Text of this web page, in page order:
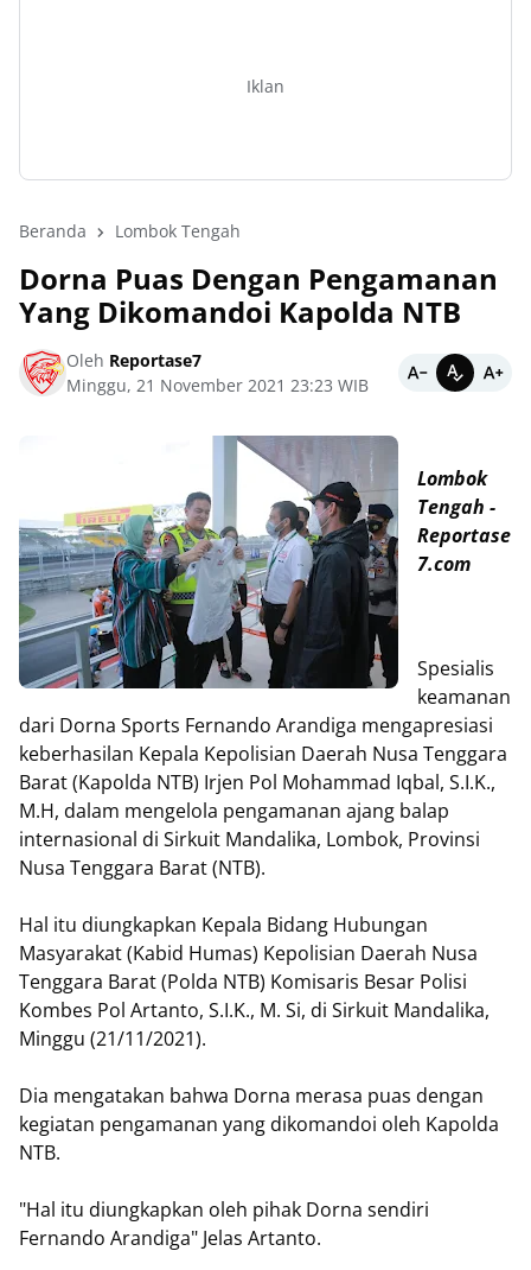
Iklan
Beranda Lombok Tengah
Dorna Puas Dengan Pengamanan
Yang Dikomandoi Kapolda NTB
Oleh Reportase7
Minggu, 21 November 2021 23:23 WIB
Lombok
Tengah -
Reportase
7.com
Spesialis
keamanan
dari Dorna Sports Fernando Arandiga mengapresiasi
keberhasilan Kepala Kepolisian Daerah Nusa Tenggara
Barat (Kapolda NTB) Irjen Pol Mohammad Iqbal, S.I.K.,
M.H, dalam mengelola pengamanan ajang balap
internasional di Sirkuit Mandalika, Lombok, Provinsi
Nusa Tenggara Barat (NTB).
Hal itu diungkapkan Kepala Bidang Hubungan
Masyarakat (Kabid Humas) Kepolisian Daerah Nusa
Tenggara Barat (Polda NTB) Komisaris Besar Polisi
Kombes Pol Artanto, S.I.K., M. Si, di Sirkuit Mandalika,
Minggu (21/11/2021).
Dia mengatakan bahwa Dorna merasa puas dengan
kegiatan pengamanan yang dikomandoi oleh Kapolda
NTB.
"Hal itu diungkapkan oleh pihak Dorna sendiri
Fernando Arandiga" Jelas Artanto.